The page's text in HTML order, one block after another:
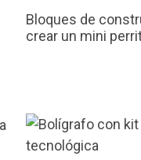
Bloques de
crear un mini